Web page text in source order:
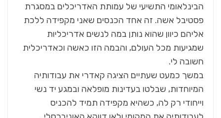
הבינלאומי התשיעי של עמותת האדריכלים במסגרת
פסטיבל אשה. זה אחד הכנסים שאני מקפידה ללכת
אליהם כיוון שהוא נותן במה לנשים אדריכליות
שמגיעות מכל העולם, והבמה הזו כאשה וכאדריכלית
חשובה לי.
במשך כמעט שעתיים הציגה קאדרי את עבודותיה
המיוחדות, שבלטו בעדינות מופלאה ובמגע יד נשי
וייחודי רק לה, כשהיא מקפידה תמיד להכניס